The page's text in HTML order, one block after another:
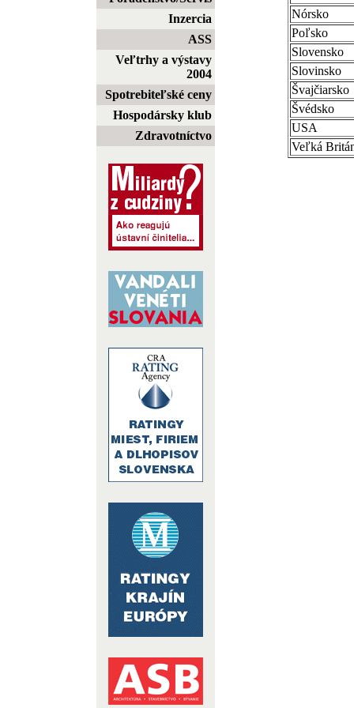
Inzercia
ASS
Veľtrhy a výstavy
2004
Spotrebiteľské ceny
Hospodársky klub
Zdravotníctvo
Nórsko
Poľsko
Slovensko
Slovinsko
Švajčiarsko
Švédsko
USA
Veľká